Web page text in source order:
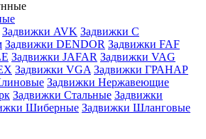
Задвижки AVK Задвижки C
Задвижки DENDOR Задвижки FAF
Задвижки JAFAR Задвижки VAG
Задвижки VGA Задвижки ГРАНАР
Задвижки Нержавеющие
Задвижки Стальные Задвижки
Шиберные Задвижки Шланговые